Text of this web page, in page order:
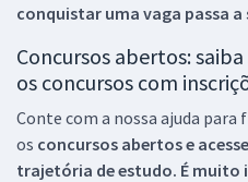
conquistar uma vaga passa a
Concursos abertos:
os concursos com
Conte com a nossa ajuda para
os concursos abertos e
trajetória de estudo. É